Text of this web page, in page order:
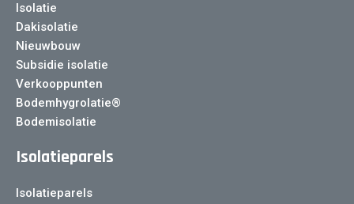
Isolatie
Dakisolatie
Nieuwbouw
Subsidie isolatie
Verkooppunten
Bodemhygrolatie®
Bodemisolatie
Isolatieparels
Isolatieparels